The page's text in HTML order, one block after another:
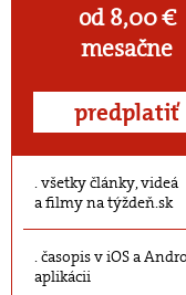
od 8,00 €
mesačne
predplatiť
všetky články, videá
a filmy na týždeň.sk
časopis v iOS a
aplikácii